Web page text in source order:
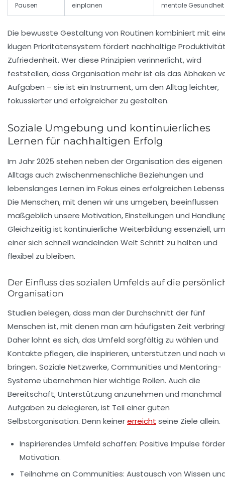
Pausen
einplanen
mentale Gesundheit
Die bewusste Gestaltung von Routinen kombiniert mit
klugen Prioritätensystem fördert nachhaltige
Zufriedenheit. Wer diese Prinzipien verinnerlicht, wird
feststellen, dass Organisation mehr ist als das Abhaken
Aufgaben – sie ist ein Instrument, um den Alltag leichter,
fokussierter und erfolgreicher zu gestalten.
Soziale Umgebung und kontinuierliches
Lernen für nachhaltigen Erfolg
Im Jahr 2025 stehen neben der Organisation des eigenen
Alltags auch zwischenmenschliche Beziehungen und
lebenslanges Lernen im Fokus eines erfolgreichen
Die Menschen, mit denen wir uns umgeben, beeinflussen
maßgeblich unsere Motivation, Einstellungen und
Gleichzeitig ist kontinuierliche Weiterbildung essenziell,
einer sich schnell wandelnden Welt Schritt zu halten und
flexibel zu bleiben.
Der Einfluss des sozialen Umfelds auf die
Organisation
Studien belegen, dass man der Durchschnitt der fünf
Menschen ist, mit denen man am häufigsten Zeit
Daher lohnt es sich, das Umfeld sorgfältig zu wählen und
Kontakte pflegen, die inspirieren, unterstützen und nach
bringen. Soziale Netzwerke, Communities und Mentoring-
Systeme übernehmen hier wichtige Rollen. Auch die
Bereitschaft, Unterstützung anzunehmen und manchmal
Aufgaben zu delegieren, ist Teil einer guten
Selbstorganisation. Denn keinererreicht seine Ziele allein.
Inspirierendes Umfeld schaffen: Positive Impulse
Motivation.
Teilnahme an Communities: Austausch von Wissen